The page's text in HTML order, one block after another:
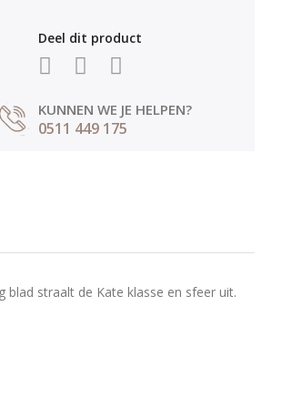
Deel dit product
KUNNEN WE JE HELPEN?
0511 449 175
straalt de Kate klasse en sfeer uit.